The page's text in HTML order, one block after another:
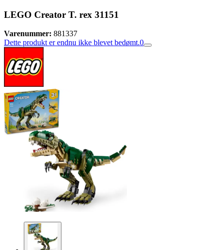
LEGO Creator T. rex 31151
Varenummer: 881337
Dette produkt er endnu ikke blevet bedømt.0